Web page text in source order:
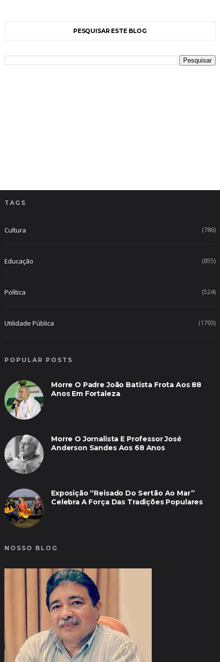
PESQUISAR ESTE BLOG
TAGS
Cultura (786)
Educação (855)
Política (524)
Utilidade Pública (1793)
POPULAR POSTS
Morre O Padre João Batista Frota Aos 88
Anos Em Fortaleza
Morre O Jornalista E Professor José
Anderson Sandes Aos 68 Anos
Exposição “Reisado Do Sertão Ao Mar”
Celebra A Força Das Tradições Populares
NOSSO BLOG